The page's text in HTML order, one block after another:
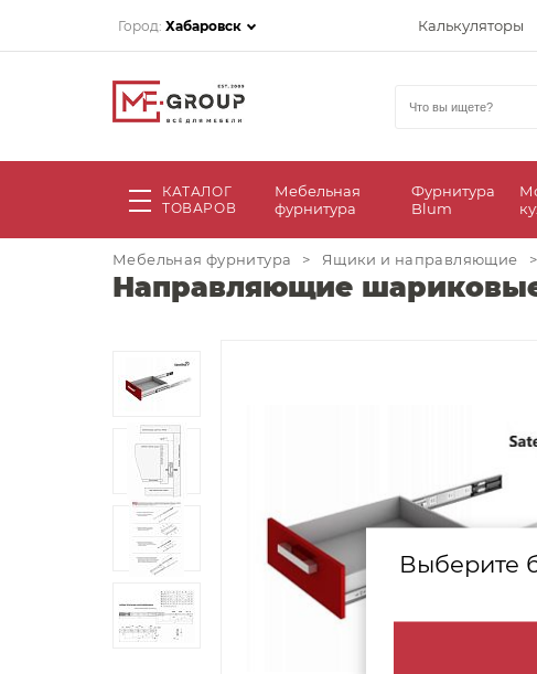
Город: Хабаровск Калькуляторы
КАТАЛОГ
ТОВАРОВ
Мебельная
фурнитура
Фурнитура
Blum
Выберите
Мебельная фурнитура > Ящики и направляющие >
Направляющие